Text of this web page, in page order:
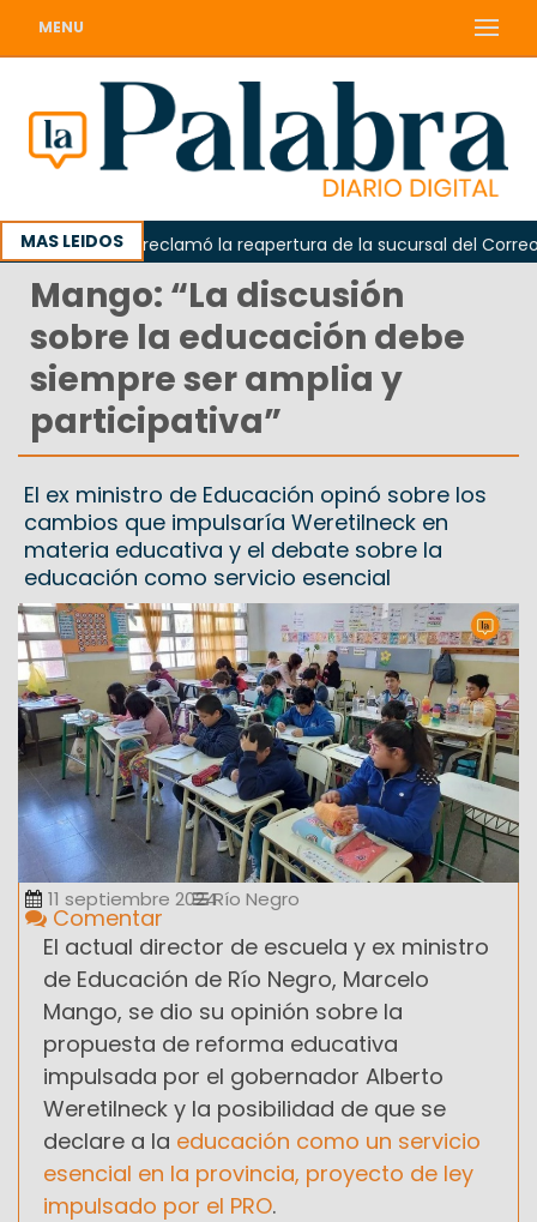
MENU
MAS LEIDOS
Odarda reclamó la reapertura de la sucursal del Correo
Mango: “La discusión
sobre la educación debe
siempre ser amplia y
participativa”
El ex ministro de Educación opinó sobre los
cambios que impulsaría Weretilneck en
materia educativa y el debate sobre la
educación como servicio esencial
11 septiembre 2024Río Negro
Comentar
El actual director de escuela y ex ministro
de Educación de Río Negro, Marcelo
Mango, se dio su opinión sobre la
propuesta de reforma educativa
impulsada por el gobernador Alberto
Weretilneck y la posibilidad de que se
declare a la educación como un servicio
esencial en la provincia, proyecto de ley
impulsado por el PRO.